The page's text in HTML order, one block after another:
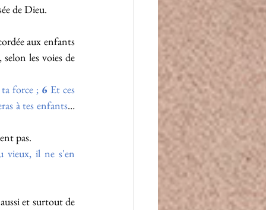
de Dieu.
aux enfants
selon les voies de
force ; 6 Et ces
à tes enfants…
pas.
vieux, il ne s'en
et surtout de